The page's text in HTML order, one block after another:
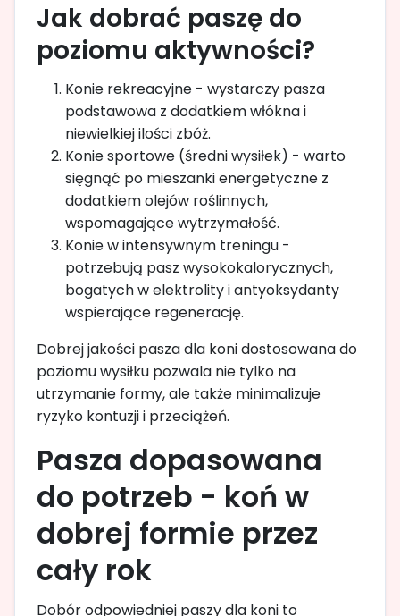
Jak dobrać paszę do
poziomu aktywności?
Konie rekreacyjne - wystarczy pasza
podstawowa z dodatkiem włókna i
niewielkiej ilości zbóż.
Konie sportowe (średni wysiłek) - warto
sięgnąć po mieszanki energetyczne z
dodatkiem olejów roślinnych,
wspomagające wytrzymałość.
Konie w intensywnym treningu -
potrzebują pasz wysokokalorycznych,
bogatych w elektrolity i antyoksydanty
wspierające regenerację.
Dobrej jakości pasza dla koni dostosowana do
poziomu wysiłku pozwala nie tylko na
utrzymanie formy, ale także minimalizuje
ryzyko kontuzji i przeciążeń.
Pasza dopasowana
do potrzeb - koń w
dobrej formie przez
cały rok
Dobór odpowiedniej paszy dla koni to